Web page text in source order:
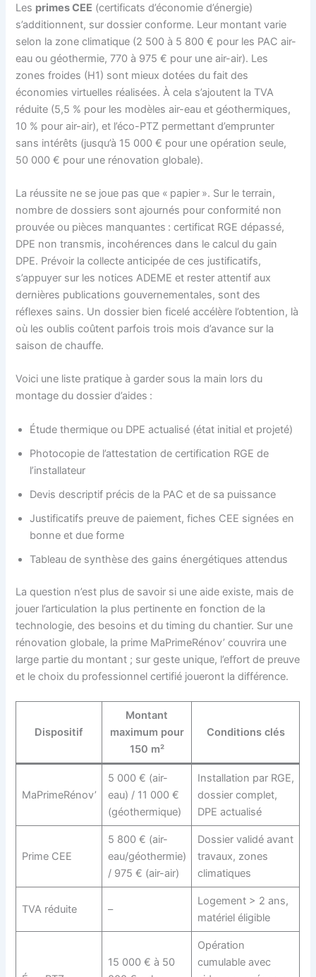
Les primes CEE (certificats d’économie d’énergie)
s’additionnent, sur dossier conforme. Leur montant varie
selon la zone climatique (2 500 à 5 800 € pour les PAC air-
eau ou géothermie, 770 à 975 € pour une air-air). Les
zones froides (H1) sont mieux dotées du fait des
économies virtuelles réalisées. À cela s’ajoutent la TVA
réduite (5,5 % pour les modèles air-eau et géothermiques,
10 % pour air-air), et l’éco-PTZ permettant d’emprunter
sans intérêts (jusqu’à 15 000 € pour une opération seule,
50 000 € pour une rénovation globale).
La réussite ne se joue pas que « papier ». Sur le terrain,
nombre de dossiers sont ajournés pour conformité non
prouvée ou pièces manquantes : certificat RGE dépassé,
DPE non transmis, incohérences dans le calcul du gain
DPE. Prévoir la collecte anticipée de ces justificatifs,
s’appuyer sur les notices ADEME et rester attentif aux
dernières publications gouvernementales, sont des
réflexes sains. Un dossier bien ficelé accélère l’obtention, là
où les oublis coûtent parfois trois mois d’avance sur la
saison de chauffe.
Voici une liste pratique à garder sous la main lors du
montage du dossier d’aides :
Étude thermique ou DPE actualisé (état initial et projeté)
Photocopie de l’attestation de certification RGE de
l’installateur
Devis descriptif précis de la PAC et de sa puissance
Justificatifs preuve de paiement, fiches CEE signées en
bonne et due forme
Tableau de synthèse des gains énergétiques attendus
La question n’est plus de savoir si une aide existe, mais de
jouer l’articulation la plus pertinente en fonction de la
technologie, des besoins et du timing du chantier. Sur une
rénovation globale, la prime MaPrimeRénov’ couvrira une
large partie du montant ; sur geste unique, l’effort de preuve
et le choix du professionnel certifié joueront la différence.
Dispositif
Montant
maximum pour
150 m²
Conditions clés
MaPrimeRénov’
5 000 € (air-
eau) / 11 000 €
(géothermique)
Installation par RGE,
dossier complet,
DPE actualisé
Prime CEE
5 800 € (air-
eau/géothermie)
/ 975 € (air-air)
Dossier validé avant
travaux, zones
climatiques
TVA réduite –
Logement > 2 ans,
matériel éligible
15 000 € à 50
Opération
cumulable avec